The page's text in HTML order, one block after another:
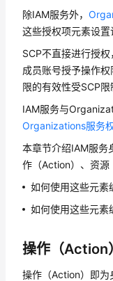
除IAM服务外，
这些授权项元素设置
SCP不直接进行授
成员账号授予操作
限的有效性受SCP限
IAM服务与
Organizations服务
本章节介绍IAM服务
作（Action）、资源
如何使用这些元素
如何使用这些元素
操作（Action
操作（Action）即为